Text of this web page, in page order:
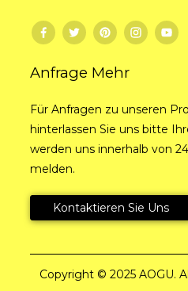
Anfrage Mehr
Für Anfragen zu unseren
hinterlassen Sie uns bitte
werden uns innerhalb von
melden.
Kontaktieren Sie Uns
Copyright © 2025 AOGU.